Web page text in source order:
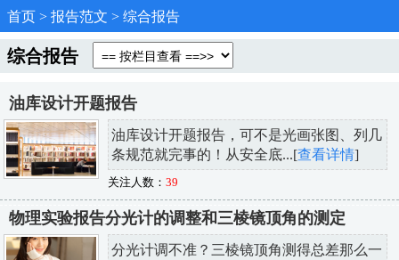
首页 > 报告范文 > 综合报告
综合报告
油库设计开题报告
油库设计开题报告，可不是光画张图、列几
条规范就完事的！从安全底...[查看详情]
关注人数： 39
物理实验报告分光计的调整和三棱镜顶角的测定
分光计调不准？三棱镜顶角测得总差那么一